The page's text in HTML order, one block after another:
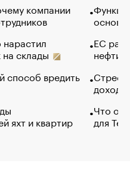
компании
склады
способ вредить
яхт и квартир
основ
ЕС
нефти
Что
для